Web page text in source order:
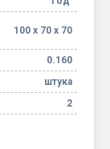
100 х 70 х 70
0.160
штука
2